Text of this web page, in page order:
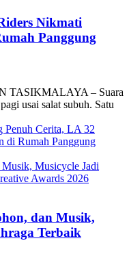
Nikmati
Panggung
TASIKMALAYA – Suara
usai salat subuh. Satu
Penuh Cerita, LA 32
di Rumah Panggung
Musicycle Jadi
Awards 2026
dan Musik,
Terbaik